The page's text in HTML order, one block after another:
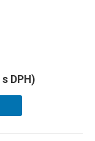
s DPH)